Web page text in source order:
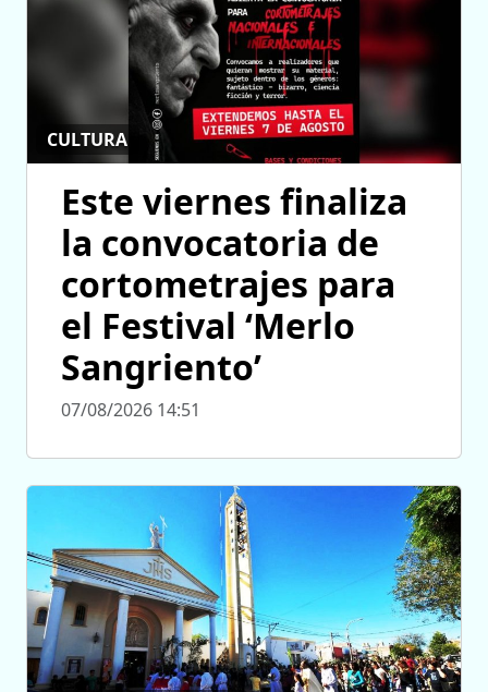
CULTURA
Este viernes finaliza
la convocatoria de
cortometrajes para
el Festival ‘Merlo
Sangriento’
07/08/2026 14:51